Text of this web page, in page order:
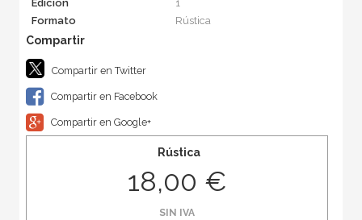
Edición
1
Formato
Rústica
Compartir en Twitter
Compartir en Facebook
Compartir en Google+
Rústica
18,00 €
SIN IVA